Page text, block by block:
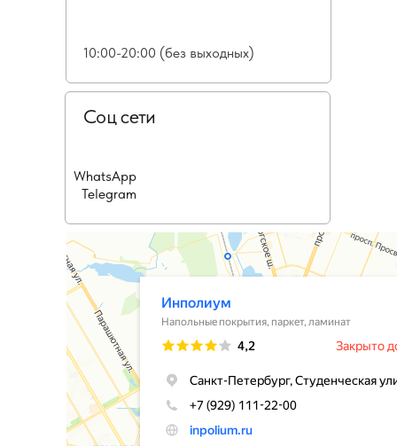
10:00-20:00 (без выходных)
Соц сети
WhatsApp
Telegram